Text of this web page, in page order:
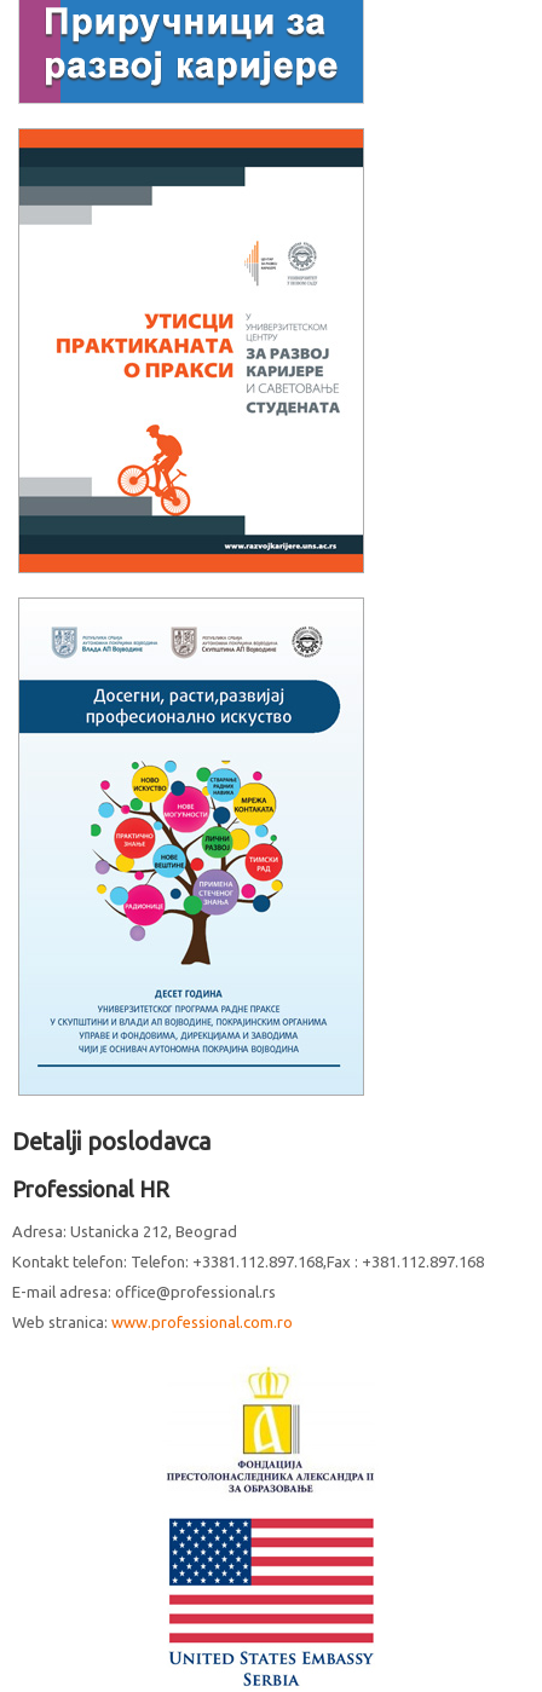
Detalji poslodavca
Professional HR
Adresa: Ustanicka 212, Beograd
Kontakt telefon: Telefon: +3381.112.897.168,Fax : +381.112.897.168
E-mail adresa: office@professional.rs
Web stranica: www.professional.com.ro